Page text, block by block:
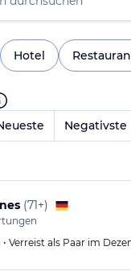
Hotel
Negativste
(71+)
Verreist als Paar im